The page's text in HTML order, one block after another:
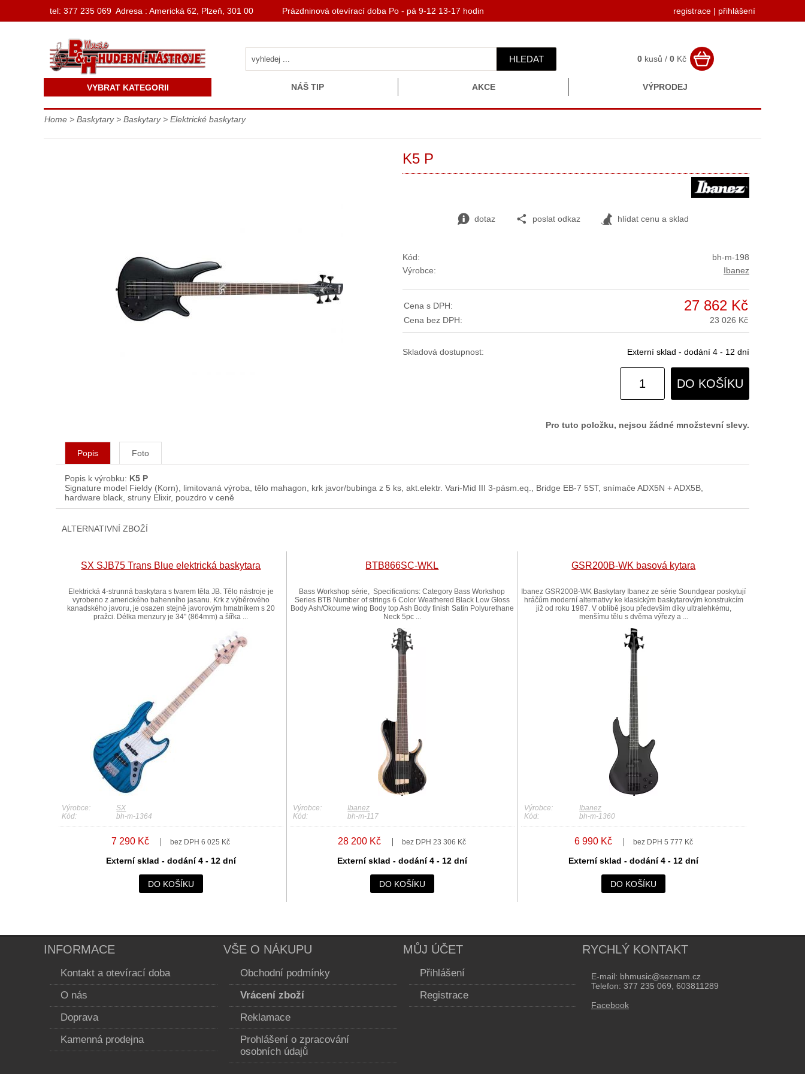
Home > Baskytary> Baskytary> Elektrické baskytary
K5 P
dotaz poslat odkaz hlídat cenu a sklad
Kód:
bh-m-198
Výrobce:
Ibanez
Cena s DPH: 27 862 Kč
Cena bez DPH: 23 026 Kč
Skladová dostupnost: Externí sklad - dodání 4 - 12 dní
DO KOŠÍKU
Pro tuto položku, nejsou žádné množstevní slevy.
Popis Foto
Popis k výrobku: K5 P
Signature model Fieldy (Korn), limitovaná výroba, tělo mahagon, krk javor/bubinga z 5 ks, akt.elektr. Vari-Mid III 3-pásm.eq., Bridge EB-7 5ST, snímače ADX5N + ADX5B,
hardware black, struny Elixir, pouzdro v ceně
ALTERNATIVNÍ ZBOŽÍ
SX SJB75 Trans Blue elektrická baskytara
Elektrická 4-strunná baskytara s tvarem těla JB. Tělo nástroje je
vyrobeno z amerického bahenního jasanu. Krk z výběrového
kanadského javoru, je osazen stejně javorovým hmatníkem s 20
pražci. Délka menzury je 34" (864mm) a šířka ...
Výrobce:
SX
Kód:
bh-m-1364
7 290 Kč bez DPH 6 025 Kč
Externí sklad - dodání 4 - 12 dní
DO KOŠÍKU
BTB866SC-WKL
Bass Workshop série, Specifications: Category Bass Workshop
Series BTB Number of strings 6 Color Weathered Black Low Gloss
Body Ash/Okoume wing Body top Ash Body finish Satin Polyurethane
Neck 5pc ...
Výrobce:
Ibanez
Kód:
bh-m-117
28 200 Kč bez DPH 23 306 Kč
Externí sklad - dodání 4 - 12 dní
DO KOŠÍKU
GSR200B-WK basová kytara
Ibanez GSR200B-WK Baskytary Ibanez ze série Soundgear poskytují
hráčům moderní alternativy ke klasickým baskytarovým konstrukcím
již od roku 1987. V oblibě jsou především díky ultralehkému,
menšímu tělu s dvěma výřezy a ...
Výrobce:
Ibanez
Kód:
bh-m-1360
6 990 Kč bez DPH 5 777 Kč
Externí sklad - dodání 4 - 12 dní
DO KOŠÍKU
NÁŠ TIP AKCE VÝPRODEJ
VYBRAT KATEGORII
tel: 377 235 069 Adresa : Americká 62, Plzeň, 301 00 Prázdninová otevírací doba Po - pá 9-12 13-17 hodin registrace | přihlášení
HLEDAT 0kusů / 0Kč
INFORMACE
Kontakt a otevírací doba
O nás
Doprava
Kamenná prodejna
VŠE O NÁKUPU
Obchodní podmínky
Vrácení zboží
Reklamace
Prohlášení o zpracování
osobních údajů
MŮJ ÚČET
Přihlášení
Registrace
RYCHLÝ KONTAKT
E-mail: bhmusic@seznam.cz
Telefon: 377 235 069, 603811289
Facebook